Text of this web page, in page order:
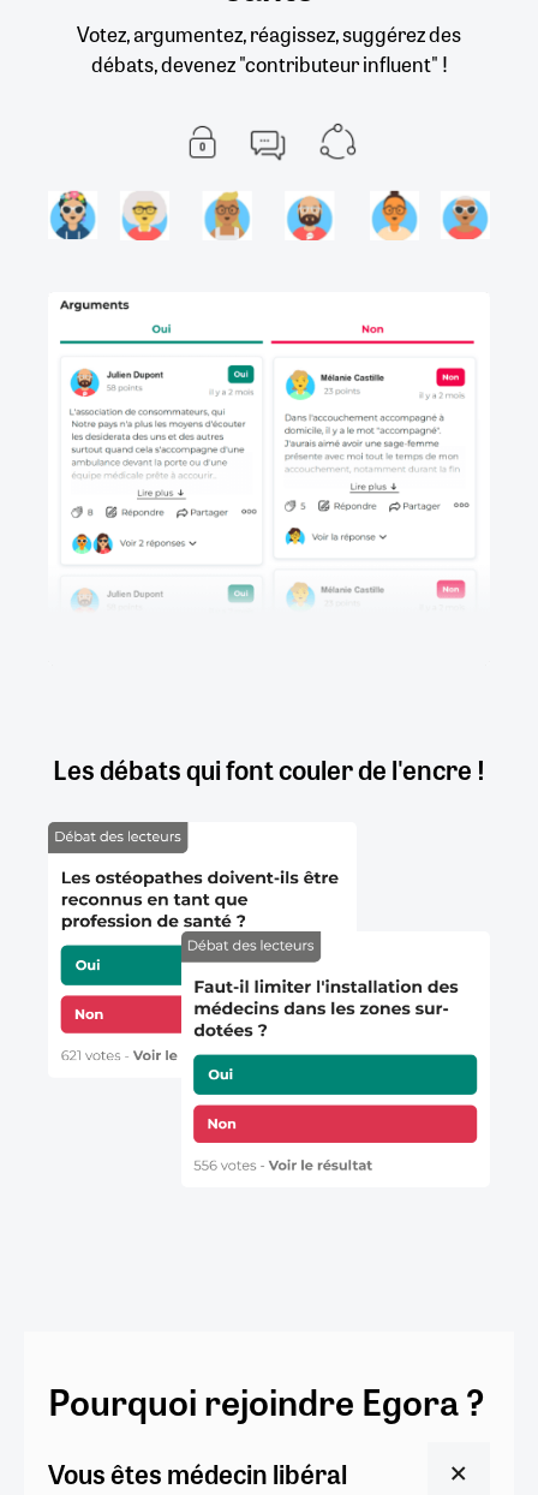
Votez, argumentez, réagissez, suggérez des
débats, devenez "contributeur influent" !
Les débats qui font couler de l'encre !
Pourquoi rejoindre Egora ?
Vous êtes médecin libéral